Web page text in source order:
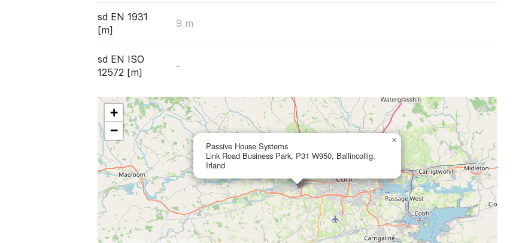
sd EN 1931
[m]
9 m
sd EN ISO
12572 [m]
-
Passive House Systems
Link Road Business Park, P31 W950, Ballincollig,
Irland
×
+
−